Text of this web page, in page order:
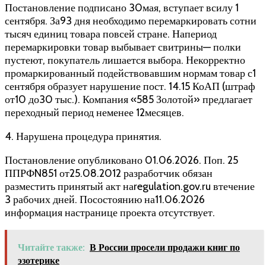
Постановление подписано 30мая, вступает всилу 1
сентября. За93 дня необходимо перемаркировать сотни
тысяч единиц товара повсей стране. Напериод
перемаркировки товар выбывает свитрины— полки
пустеют, покупатель лишается выбора. Некорректно
промаркированный подействовавшим нормам товар с1
сентября образует нарушение пост. 14.15 КоАП (штраф
от10 до30 тыс.). Компания «585 Золотой» предлагает
переходный период неменее 12месяцев.
4. Нарушена процедура принятия.
Постановление опубликовано 01.06.2026. Поп. 25
ППРФN851 от25.08.2012 разработчик обязан
разместить принятый акт наregulation.gov.ru втечение
3 рабочих дней. Посостоянию на11.06.2026
информация настранице проекта отсутствует.
Читайте также: В России просели продажи книг по
эзотерике